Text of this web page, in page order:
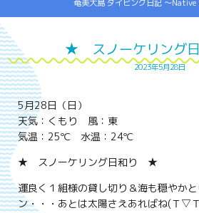
奄美大島 ダイビング日記 ～Native
★ スノーケリング
2023年5月28日
5月28日（日）
天気：くもり 風：東
気温：25℃ 水温：24℃
★ スノーケリング日和り ★
運良く１組様の貸し切り＆海も穏やか
ン・・・あとは太陽さえあればね(Ｔ▽